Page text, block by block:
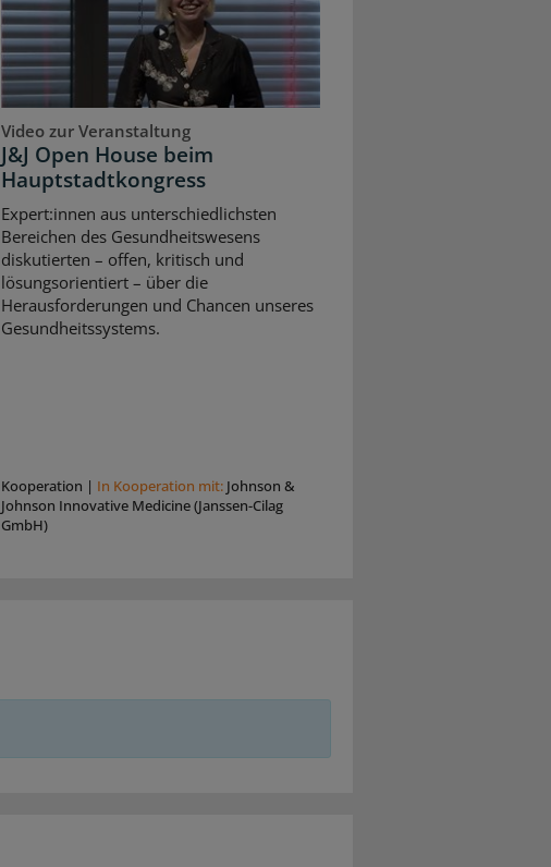
Video zur Veranstaltung
J&J Open House beim
Hauptstadtkongress
Expert:innen aus unterschiedlichsten
Bereichen des Gesundheitswesens
diskutierten – offen, kritisch und
lösungsorientiert – über die
Herausforderungen und Chancen unseres
Gesundheitssystems.
Kooperation | In Kooperation mit: Johnson &
Johnson Innovative Medicine (Janssen-Cilag
GmbH)